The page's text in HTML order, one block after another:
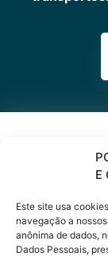
E
Este site usa
navegação a
anônima de dados,
Dados Pessoais,